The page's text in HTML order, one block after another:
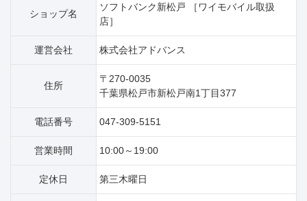
ショップ名
ソフトバンク新松戸 ［ワイモバイル取扱
店］
運営会社 株式会社アドバンス
住所
〒270-0035
千葉県松戸市新松戸南1丁目377
電話番号 047-309-5151
営業時間 10:00～19:00
定休日 第三木曜日